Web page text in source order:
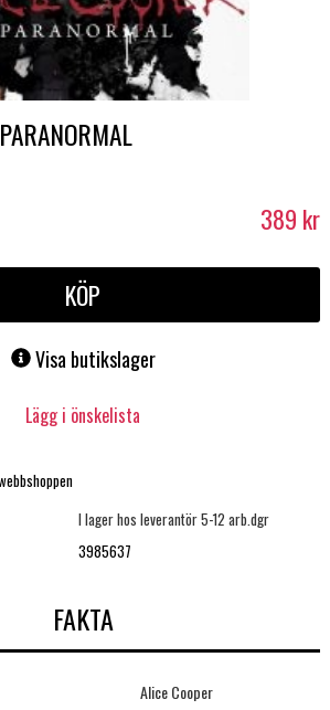
389 kr
KÖP
Visa butikslager
Lägg i önskelista
I lager hos leverantör 5-12 arb.dgr
3985637
FAKTA
Alice Cooper